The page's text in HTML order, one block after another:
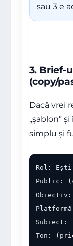
sau 3 e
3. Brief-
(copy/
Dacă vrei
„șablon”
simplu și
Rol: Ești
Public:
Subiect:
Ton: